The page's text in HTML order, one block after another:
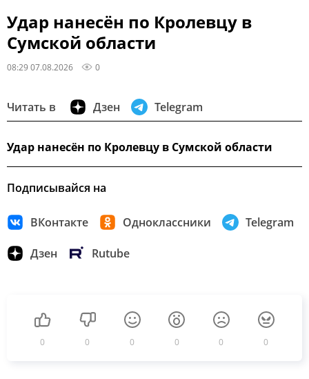
Удар нанесён по Кролевцу в
Сумской области
08:29 07.08.2026 0
Читать в Дзен Telegram
Удар нанесён по Кролевцу в Сумской области
Подписывайся на
ВКонтакте Одноклассники Telegram
Дзен Rutube
0 0 0 0 0 0